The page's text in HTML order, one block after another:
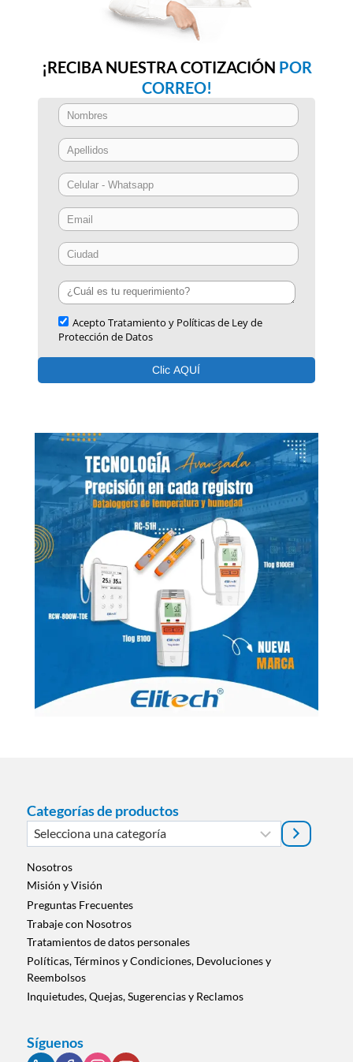
¡RECIBA NUESTRA COTIZACIÓN POR
CORREO!
Categorías de productos
Selecciona
una
categoría
Nosotros
Misión y Visión
Preguntas Frecuentes
Trabaje con Nosotros
Tratamientos de datos personales
Políticas, Términos y Condiciones, Devoluciones y
Reembolsos
Inquietudes, Quejas, Sugerencias y Reclamos
Síguenos